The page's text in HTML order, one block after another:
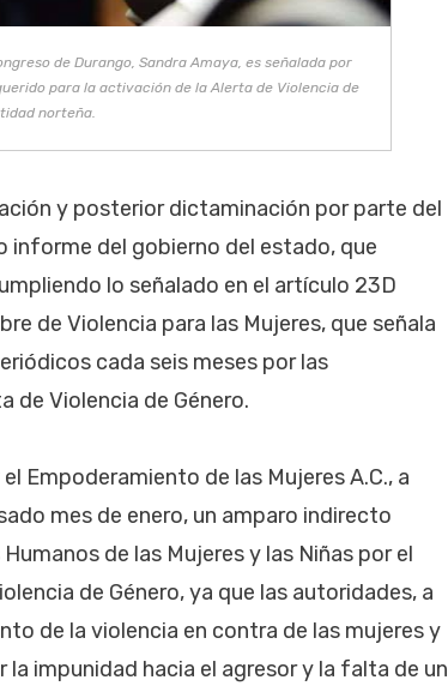
de Durango, Sandra Amaya, es señalada por
para la activación de la Alerta de Violencia de
norteña.
y posterior dictaminación por parte del
informe del gobierno del estado, que
lo señalado en el artículo 23D
de Violencia para las Mujeres, que señala
cada seis meses por las
de Violencia de Género.
Empoderamiento de las Mujeres A.C., a
mes de enero, un amparo indirecto
de las Mujeres y las Niñas por el
de Género, ya que las autoridades, a
de la violencia en contra de las mujeres y
impunidad hacia el agresor y la falta de un